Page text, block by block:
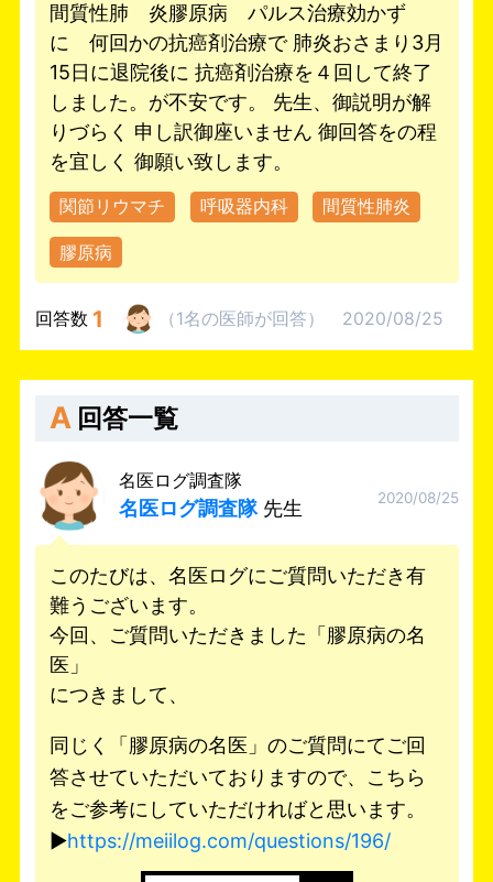
間質性肺 炎膠原病 パルス治療効かず
に 何回かの抗癌剤治療で 肺炎おさまり3月
15日に退院後に 抗癌剤治療を４回して終了
しました。が不安です。 先生、御説明が解
りづらく 申し訳御座いません 御回答をの程
を宜しく 御願い致します。
関節リウマチ 呼吸器内科 間質性肺炎
膠原病
回答数 1 （1名の医師が回答） 2020/08/25
A 回答一覧
名医ログ調査隊
名医ログ調査隊先生 2020/08/25
このたびは、名医ログにご質問いただき有
難うございます。
今回、ご質問いただきました「膠原病の名
医」
につきまして、
同じく「膠原病の名医」のご質問にてご回
答させていただいておりますので、こちら
をご参考にしていただければと思います。
▶https://meiilog.com/questions/196/